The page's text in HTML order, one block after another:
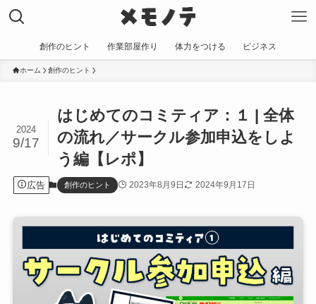
創作のヒント 作業部屋作り 体力をつける ビジネス
ホーム 創作のヒント
はじめてのコミティア：１ | 全体
の流れ／サークル参加申込をしよ
う編【レポ】
2024
9/17
広告 創作のヒント 2023年8月9日 2024年9月17日